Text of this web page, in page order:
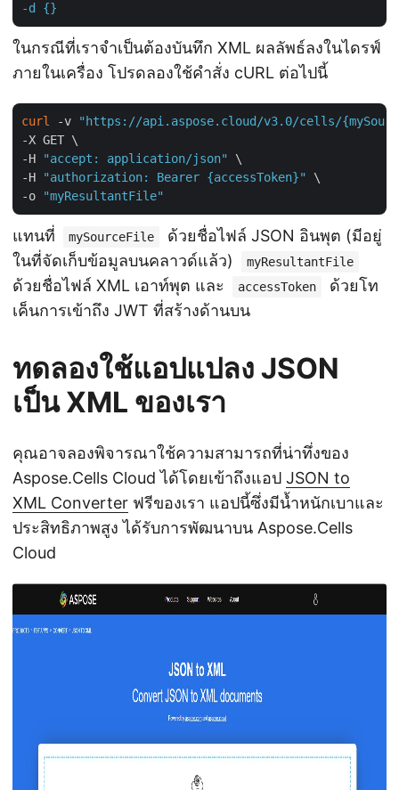
-d {}
ในกรณีที่เราจำเป็นต้องบันทึก XML ผลลัพธ์ลงในไดรฟ์
ภายในเครื่อง โปรดลองใช้คำสั่ง cURL ต่อไปนี้
curl -v
"https://api.aspose.cloud/v3.0/cells/
-X GET \
-H
"accept: application/json"
\
-H
"authorization: Bearer {accessToken}"
\
-o
"myResultantFile"
แทนที่ mySourceFile
ด้วยชื่อไฟล์ JSON อินพุต (มีอยู่
ในที่จัดเก็บข้อมูลบนคลาวด์แล้ว)
myResultantFile
ด้วยชื่อไฟล์ XML เอาท์พุต และ accessToken
ด้วยโท
เค็นการเข้าถึง JWT ที่สร้างด้านบน
ทดลองใช้แอปแปลง JSON
เป็น XML ของเรา
คุณอาจลองพิจารณาใช้ความสามารถที่น่าทึ่งของ
Aspose.Cells Cloud ได้โดยเข้าถึงแอป JSON to
XML Converter ฟรีของเรา แอปนี้ซึ่งมีน้ำหนักเบาและ
ประสิทธิภาพสูง ได้รับการพัฒนาบน Aspose.Cells
Cloud